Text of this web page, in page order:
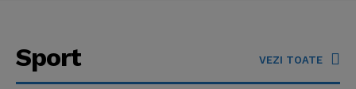
Sport VEZI TOATE